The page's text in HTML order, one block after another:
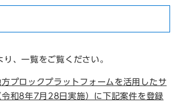
、一覧をご覧ください。
プロックプラットフォームを活用したサ
令和8年7月28日実施）に下記案件を登録